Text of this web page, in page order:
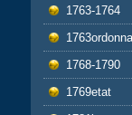
1763-1764
1768-1790
1769etat